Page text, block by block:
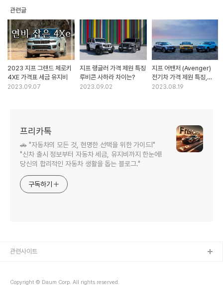
관련글
2023 지프 그랜드 체로키
4XE 가격표 세금 유지비
2023.09.07
지프 랭글러 가격 제원 특징
루비콘 사하라 차이는?
2023.09.02
지프 어밴저 (Avenger)
전기차 가격 제원 특징,
출시 언제?
2023.08.19
프리카톡
🚗 "자동차의 모든 것, 현명한 선택을 위한 가이드!"
"신차 출시 정보부터 자동차 세금, 유지비까지 한눈에!
당신의 합리적인 자동차 생활을 돕는 블로그."
구독하기
Copyright © Daum Corp. All rights reserved.
관련사이트